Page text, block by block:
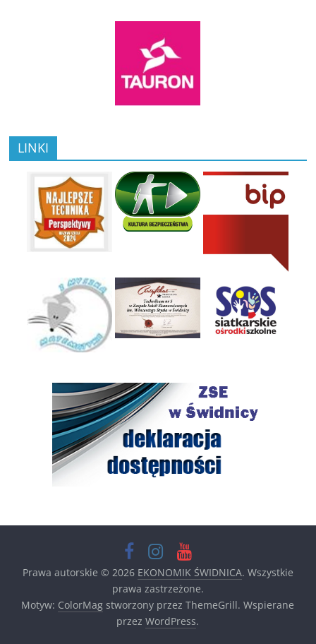
LINKI
Prawa autorskie © 2026 EKONOMIK ŚWIDNICA. Wszystkie
prawa zastrzeżone.
Motyw: ColorMag stworzony przez ThemeGrill. Wspierane
przezWordPress.